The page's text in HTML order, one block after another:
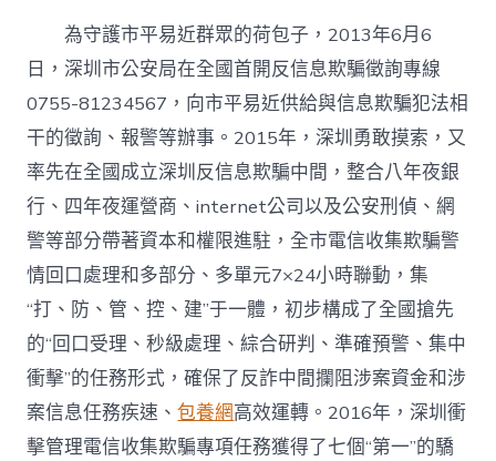
為守護市平易近群眾的荷包子，2013年6月6
日，深圳市公安局在全國首開反信息欺騙徵詢專線
0755-81234567，向市平易近供給與信息欺騙犯法相
干的徵詢、報警等辦事。2015年，深圳勇敢摸索，又
率先在全國成立深圳反信息欺騙中間，整合八年夜銀
行、四年夜運營商、internet公司以及公安刑偵、網
警等部分帶著資本和權限進駐，全市電信收集欺騙警
情回口處理和多部分、多單元7×24小時聯動，集
“打、防、管、控、建”于一體，初步構成了全國搶先
的“回口受理、秒級處理、綜合研判、準確預警、集中
衝擊”的任務形式，確保了反詐中間攔阻涉案資金和涉
案信息任務疾速、包養網高效運轉。2016年，深圳衝
擊管理電信收集欺騙專項任務獲得了七個“第一”的驕